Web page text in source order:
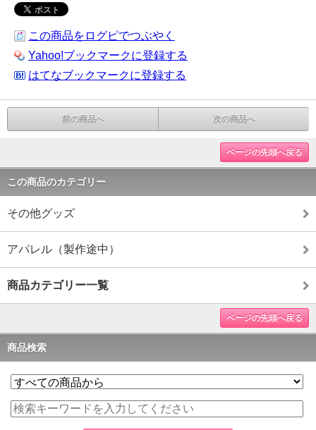
この商品をログピでつぶやく
Yahoo!ブックマークに登録する
はてなブックマークに登録する
前の商品へ 次の商品へ
ページの先頭へ戻る
この商品のカテゴリー
その他グッズ
アパレル（製作途中）
商品カテゴリー一覧
ページの先頭へ戻る
商品検索